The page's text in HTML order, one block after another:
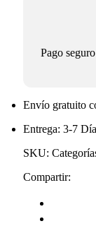
Pago seguro
Envío gratuito
Entrega: 3-7
SKU:
Compartir: